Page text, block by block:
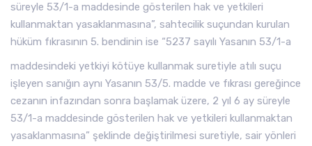
süreyle 53/1-a maddesinde gösterilen hak ve yetkileri
kullanmaktan yasaklanmasına”, sahtecilik suçundan kurulan
hüküm fıkrasının 5. bendinin ise “5237 sayılı Yasanın 53/1-a
maddesindeki yetkiyi kötüye kullanmak suretiyle atılı suçu
işleyen sanığın aynı Yasanın 53/5. madde ve fıkrası gereğince
cezanın infazından sonra başlamak üzere, 2 yıl 6 ay süreyle
53/1-a maddesinde gösterilen hak ve yetkileri kullanmaktan
yasaklanmasına” şeklinde değiştirilmesi suretiyle, sair yönleri